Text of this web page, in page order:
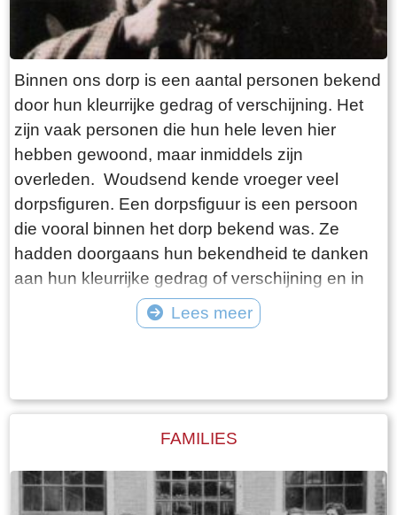
Binnen ons dorp is een aantal personen bekend
door hun kleurrijke gedrag of verschijning. Het
zijn vaak personen die hun hele leven hier
hebben gewoond, maar inmiddels zijn
overleden. Woudsend kende vroeger veel
dorpsfiguren. Een dorpsfiguur is een persoon
die vooral binnen het dorp bekend was. Ze
hadden doorgaans hun bekendheid te danken
aan hun kleurrijke gedrag of verschijning en in
mindere mate aan hun daden. Vaak waren het
al wat oudere personen die hun hele leven in
dorpsbewoners dan hun echte naam. Buiten
hebben gehaald.Een bekend en kleurrijk
dorpsfiguur was Sibbele Visser, hier op de foto,
Lees meer
FAMILIES